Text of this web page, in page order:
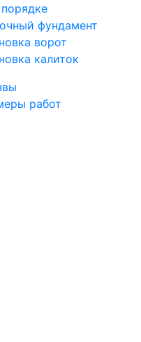
порядке
фундамент
ворот
калиток
работ